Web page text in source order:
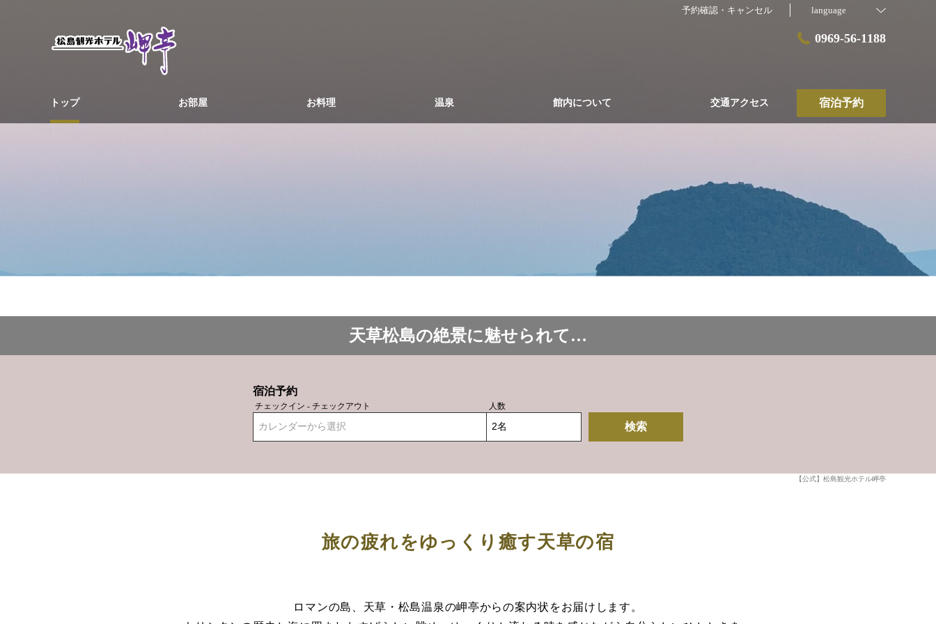
予約確認・キャンセル language
0969-56-1188
トップ お部屋 お料理 温泉 館内について 交通アクセス 宿泊予約
天草松島の絶景に魅せられて…
宿泊予約
チェックイン - チェックアウト
カレンダーから選択
人数
検索
【公式】松島観光ホテル岬亭
旅の疲れをゆっくり癒す天草の宿
ロマンの島、天草・松島温泉の岬亭からの案内状をお届けします。